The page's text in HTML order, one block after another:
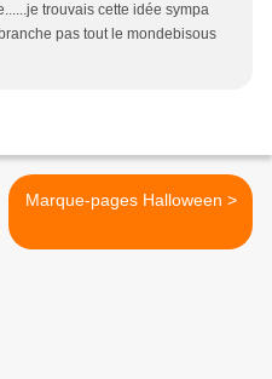
trouvais cette idée sympa
pas tout le mondebisous
Marque-pages Halloween >